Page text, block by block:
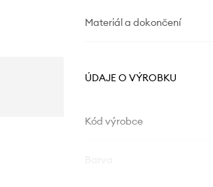
Materiál a dokončení
ÚDAJE O VÝROBKU
Kód výrobce